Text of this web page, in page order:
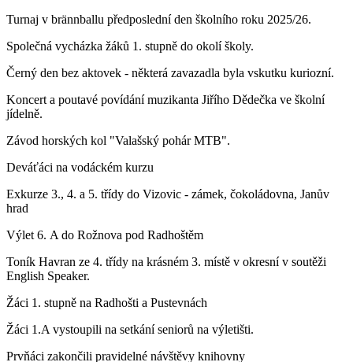
Turnaj v brännballu předposlední den školního roku 2025/26.
Společná vycházka žáků 1. stupně do okolí školy.
Černý den bez aktovek - některá zavazadla byla vskutku kuriozní.
Koncert a poutavé povídání muzikanta Jiřího Dědečka ve školní
jídelně.
Závod horských kol "Valašský pohár MTB".
Deváťáci na vodáckém kurzu
Exkurze 3., 4. a 5. třídy do Vizovic - zámek, čokoládovna, Janův
hrad
Výlet 6. A do Rožnova pod Radhoštěm
Toník Havran ze 4. třídy na krásném 3. místě v okresní v soutěži
English Speaker.
Žáci 1. stupně na Radhošti a Pustevnách
Žáci 1.A vystoupili na setkání seniorů na výletišti.
Prvňáci zakončili pravidelné návštěvy knihovny